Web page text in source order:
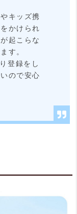
キッズ携
かけられ
起こらな
す。
登録をし
ので安心